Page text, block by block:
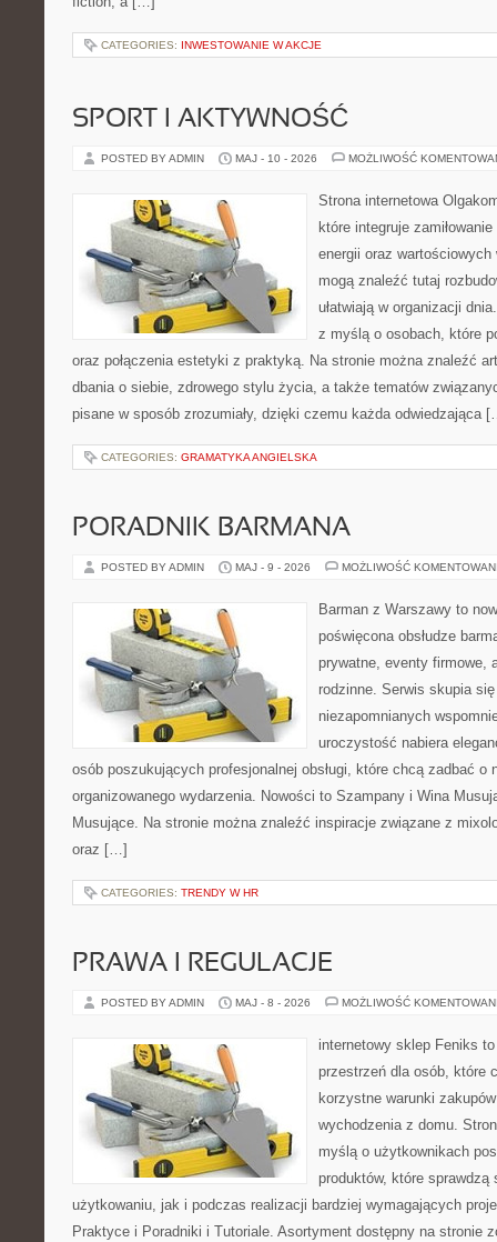
CATEGORIES: INWESTOWANIE W AKCJE
SPORT I AKTYWNOŚĆ
POSTED BY ADMIN MAJ - 10 - 2026 MOŻLIWOŚĆ
Strona internetowa
które integruje
energii oraz
mogą znaleźć tutaj
ułatwiają w organizacji
z myślą o osobach, które
oraz połączenia estetyki z praktyką. Na stronie można znaleźć
dbania o siebie, zdrowego stylu życia, a także tematów
pisane w sposób zrozumiały, dzięki czemu każda odwiedzająca
CATEGORIES: GRAMATYKA ANGIELSKA
PORADNIK BARMANA
POSTED BY ADMIN MAJ - 9 - 2026 MOŻLIWOŚĆ
Barman z Warszawy to
poświęcona obsłudze
prywatne, eventy firmowe,
rodzinne. Serwis skupia
niezapomnianych
uroczystość nabiera
osób poszukujących profesjonalnej obsługi, które chcą zadbać o
organizowanego wydarzenia. Nowości to Szampany i Wina
Musujące. Na stronie można znaleźć inspiracje związane z
oraz […]
CATEGORIES: TRENDY W HR
PRAWA I REGULACJE
POSTED BY ADMIN MAJ - 8 - 2026 MOŻLIWOŚĆ
internetowy sklep Feniks
przestrzeń dla osób, które
korzystne warunki
wychodzenia z domu.
myślą o użytkownikach
produktów, które
użytkowaniu, jak i podczas realizacji bardziej wymagających
Praktyce i Poradniki i Tutoriale. Asortyment dostępny na stronie